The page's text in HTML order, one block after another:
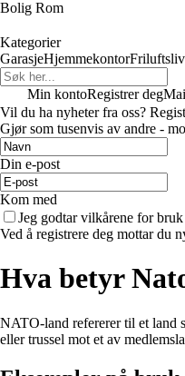
Bolig Rom
Kategorier
GarasjeHjemmekontorFriluftsliv
Min kontoRegistrer deg
Vil du ha nyheter fra oss?
Gjør som tusenvis av andre -
Din e-post
Kom med
Jeg godtar vilkårene for
Ved å registrere deg mottar du
Hva betyr
NATO-land refererer til et land
eller trussel mot et av